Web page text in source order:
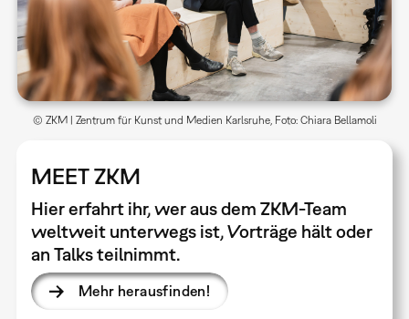
MEET ZKM
Hier erfahrt ihr, wer aus dem ZKM-Team
weltweit unterwegs ist, Vorträge hält oder
an Talks teilnimmt.
Mehr herausfinden!
© ZKM | Zentrum für Kunst und Medien Karlsruhe, Foto: Chiara Bellamoli